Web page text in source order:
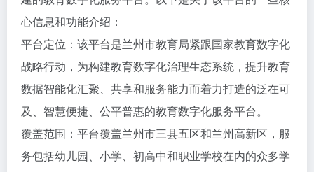
心信息和功能介绍：
平台定位‌：该平台是兰州市教育局紧跟国家教育数字化
战略行动，为构建教育数字化治理生态系统，提升教育
数据智能化汇聚、共享和服务能力而着力打造的泛在可
及、智慧便捷、公平普惠的教育数字化服务平台‌。
覆盖范围‌：平台覆盖兰州市三县五区和兰州高新区，服
务包括幼儿园、小学、初高中和职业学校在内的众多学